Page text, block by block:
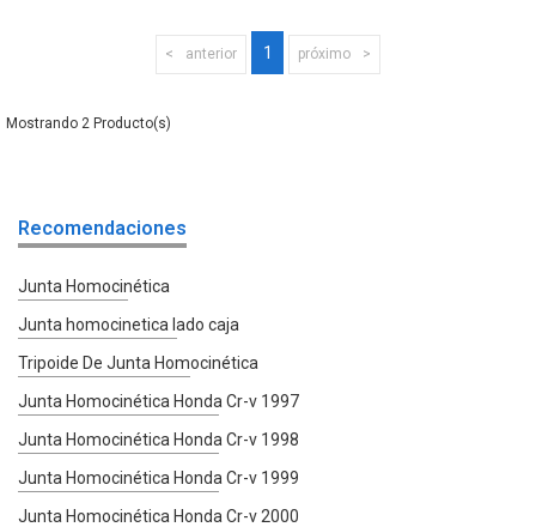
anterior 1 próximo
2
Recomendaciones
Junta Homocinética
Junta homocinetica lado caja
Tripoide De Junta Homocinética
Junta Homocinética Honda Cr-v 1997
Junta Homocinética Honda Cr-v 1998
Junta Homocinética Honda Cr-v 1999
Junta Homocinética Honda Cr-v 2000